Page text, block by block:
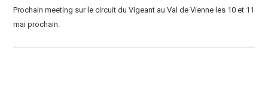
Prochain meeting sur le circuit du Vigeant au Val de Vienne les 10 et 11
mai prochain.